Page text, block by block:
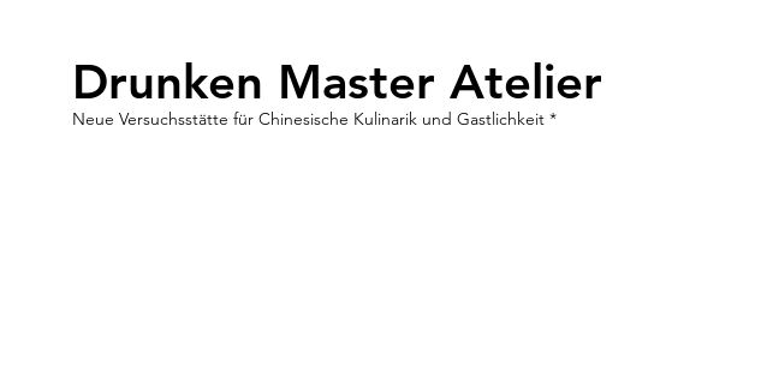
Drunken Master Atelier
Neue Versuchsstätte für Chinesische Kulinarik und Gastlichkeit *